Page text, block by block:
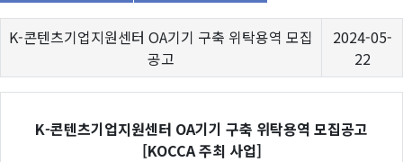
K-콘텐츠기업지원센터 OA기기 구축 위탁용역 모집
공고
2024-05-
22
K-콘텐츠기업지원센터 OA기기 구축 위탁용역 모집공고
[KOCCA 주최 사업]